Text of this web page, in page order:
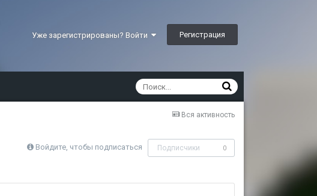
Уже зарегистрированы? Войти Регистрация
Вся активность
Войдите, чтобы подписаться Подписчики 0